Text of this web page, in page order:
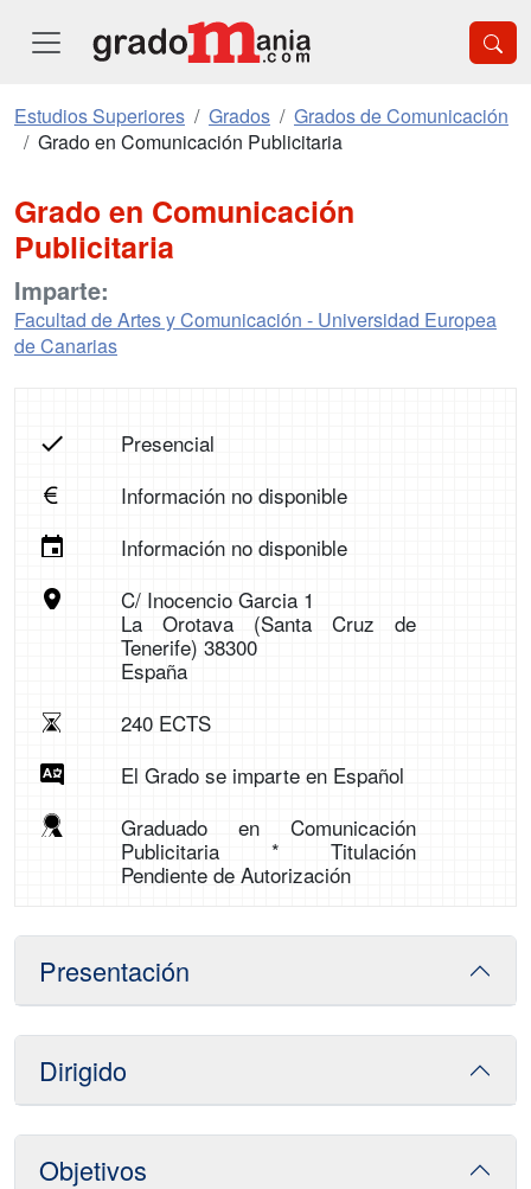
Estudios Superiores Grados
Grados de Comunicación
Grado en Comunicación Publicitaria
Grado en Comunicación
Publicitaria
Imparte:
Facultad de Artes y Comunicación - Universidad Europea
de Canarias
Presencial
Información no disponible
Información no disponible
C/ Inocencio Garcia 1
La Orotava (Santa Cruz de
Tenerife) 38300
España
240 ECTS
El Grado se imparte en Español
Graduado en Comunicación
Publicitaria * Titulación
Pendiente de Autorización
Presentación
Dirigido
Objetivos